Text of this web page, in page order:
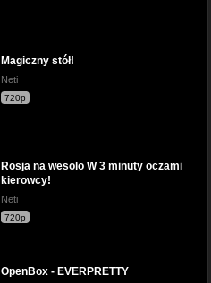
Magiczny stół!
Neti
720p
Rosja na wesolo W 3 minuty oczami
kierowcy!
Neti
720p
OpenBox - EVERPRETTY